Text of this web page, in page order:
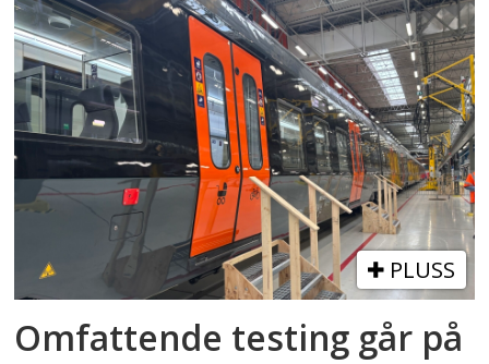
PLUSS
Omfattende testing går på